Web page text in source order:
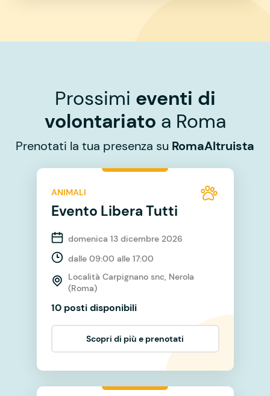
Prossimi eventi di
volontariato a Roma
Prenotati la tua presenza su RomaAltruista
ANIMALI
Evento Libera Tutti
domenica 13 dicembre 2026
dalle 09:00 alle 17:00
Località Carpignano snc, Nerola
(Roma)
10 posti disponibili
Scopri di più e prenotati